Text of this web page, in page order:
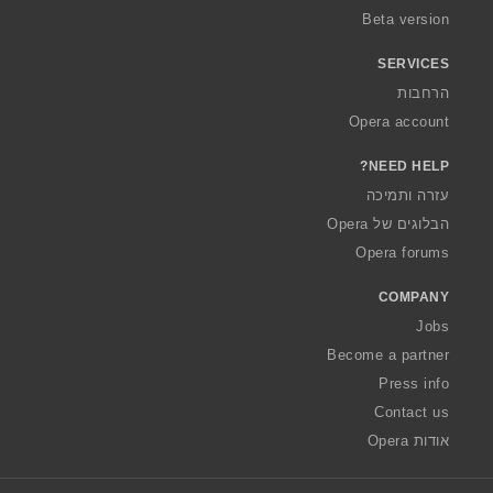
Beta version
SERVICES
הרחבות
Opera account
NEED HELP?
עזרה ותמיכה
הבלוגים של Opera
Opera forums
COMPANY
Jobs
Become a partner
Press info
Contact us
אודות Opera